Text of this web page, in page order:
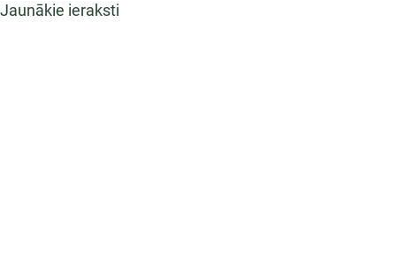
Jaunākie ieraksti